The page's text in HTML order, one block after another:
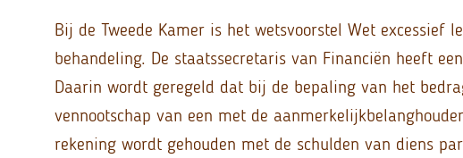
Bij de Tweede Kamer is het wetsvoorstel Wet excessief
behandeling. De staatssecretaris van Financiën heeft
Daarin wordt geregeld dat bij de bepaling van het
vennootschap van een met de
rekening wordt gehouden met de schulden van diens